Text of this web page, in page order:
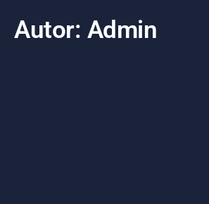
Autor: Admin